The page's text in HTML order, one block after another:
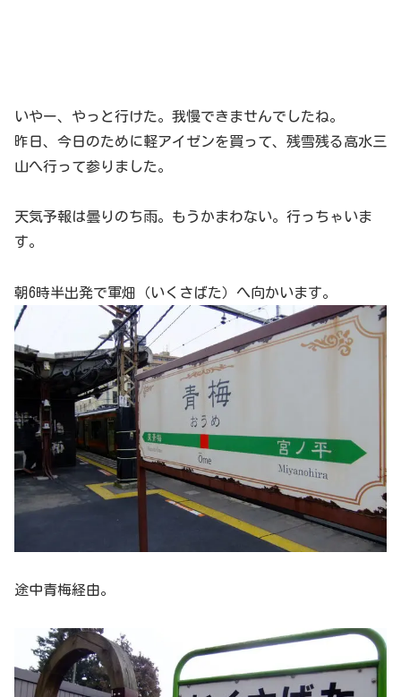
いやー、やっと行けた。我慢できませんでしたね。
昨日、今日のために軽アイゼンを買って、残雪残る高水三
山へ行って参りました。
天気予報は曇りのち雨。もうかまわない。行っちゃいま
す。
朝6時半出発で軍畑（いくさばた）へ向かいます。
途中青梅経由。